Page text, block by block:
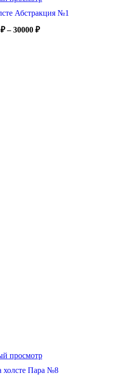
Абстракция №1
₽ – 30000 ₽Диапазон
просмотр
холсте Пара №8